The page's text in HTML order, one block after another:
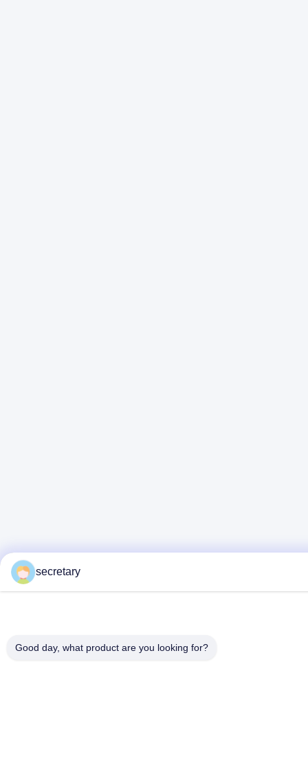
secretary
Good day, what product are you looking for?